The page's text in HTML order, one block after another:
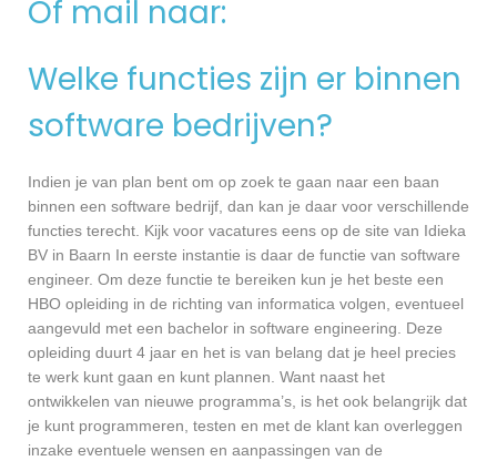
Of mail naar:
Welke functies zijn er binnen
software bedrijven?
Indien je van plan bent om op zoek te gaan naar een baan
binnen een software bedrijf, dan kan je daar voor verschillende
functies terecht. Kijk voor vacatures eens op de site van Idieka
BV in Baarn In eerste instantie is daar de functie van software
engineer. Om deze functie te bereiken kun je het beste een
HBO opleiding in de richting van informatica volgen, eventueel
aangevuld met een bachelor in software engineering. Deze
opleiding duurt 4 jaar en het is van belang dat je heel precies
te werk kunt gaan en kunt plannen. Want naast het
ontwikkelen van nieuwe programma’s, is het ook belangrijk dat
je kunt programmeren, testen en met de klant kan overleggen
inzake eventuele wensen en aanpassingen van de